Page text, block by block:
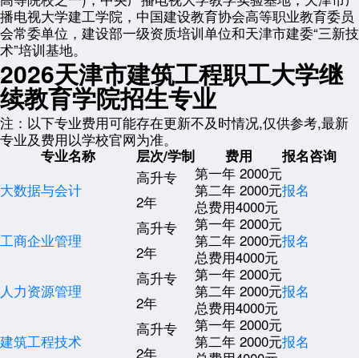
播电视大学建工学院，中国建设教育协会高等职业教育委员
会常委单位，建设部一级资质培训单位和天津市建委“三新技
术”培训基地。
2026天津市建筑工程职工大学继
续教育学院招生专业
注：以下专业费用可能存在更新不及时情况,仅供参考,最新
专业及费用以学校官网为准。
专业名称 层次/学制 费用 报名咨询
大数据与会计
高升专
2年
第一年 2000元
第二年 2000元
总费用4000元
报名
工商企业管理
高升专
2年
第一年 2000元
第二年 2000元
总费用4000元
报名
人力资源管理
高升专
2年
第一年 2000元
第二年 2000元
总费用4000元
报名
建筑工程技术
高升专
2年
第一年 2000元
第二年 2000元报名